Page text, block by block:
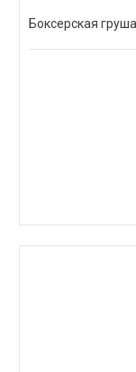
Боксерская